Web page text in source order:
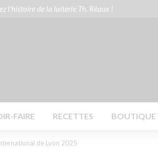
l'histoire de la laiterie Th. Réaux !
FAIRE RECETTES BOUTIQUE
de Lyon 2025